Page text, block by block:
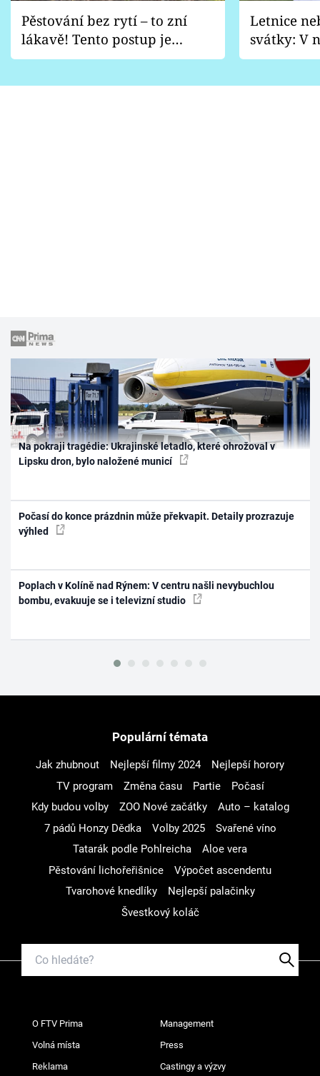
Pěstování bez rytí – to zní
lákavě! Tento postup je
vhodný jen pro některé
Letnice
svátky: V
pondělí
Na pokraji tragédie: Ukrajinské letadlo, které ohrožoval v
Lipsku dron, bylo naložené municí
Počasí do konce prázdnin může překvapit. Detaily prozrazuje
výhled
Poplach v Kolíně nad Rýnem: V centru našli nevybuchlou
bombu, evakuuje se i televizní studio
Populární témata
Jak zhubnout Nejlepší filmy 2024
Nejlepší horory
TV program
Změna času Partie
Počasí
Kdy budou volby
ZOO Nové začátky
Auto – katalog
7 pádů Honzy Dědka
Volby 2025
Svařené víno
Tatarák podle Pohlreicha
Aloe vera
Pěstování lichořeřišnice
Výpočet ascendentu
Tvarohové knedlíky
Nejlepší palačinky
Švestkový koláč
O FTV Prima Management
Volná místa Press
Reklama Castingy a výzvy